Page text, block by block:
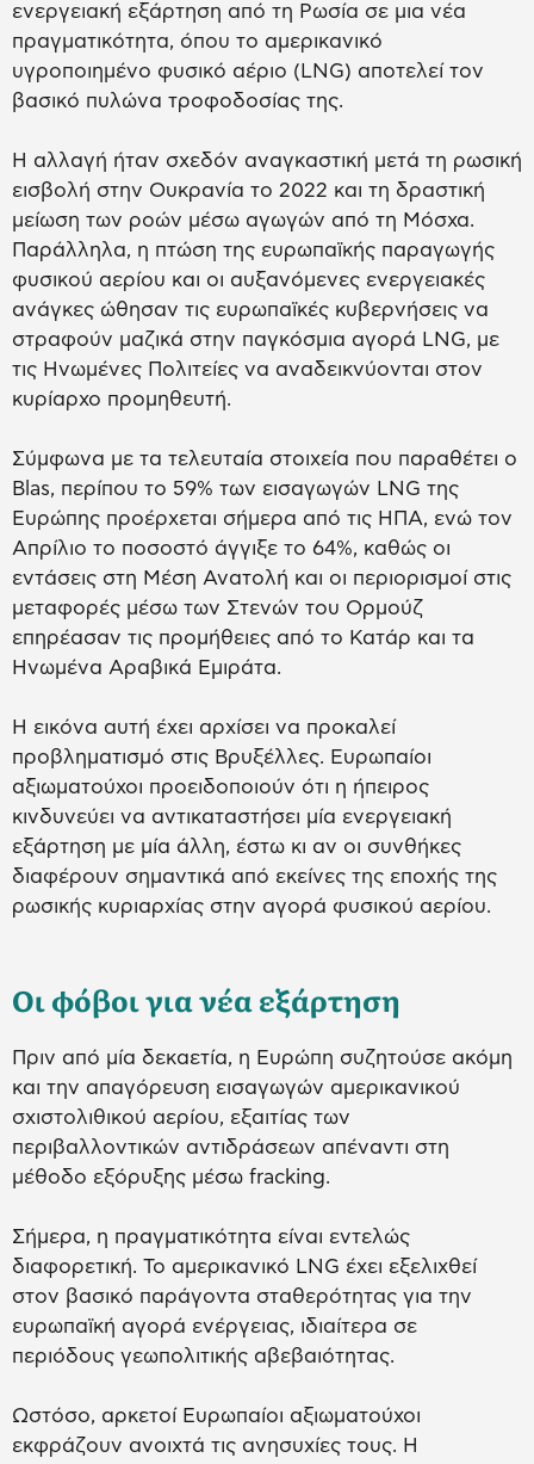
ενεργειακή εξάρτηση από τη Ρωσία σε μια νέα
πραγματικότητα, όπου το αμερικανικό
υγροποιημένο φυσικό αέριο (LNG) αποτελεί τον
βασικό πυλώνα τροφοδοσίας της.
Η αλλαγή ήταν σχεδόν αναγκαστική μετά τη ρωσική
εισβολή στην Ουκρανία το 2022 και τη δραστική
μείωση των ροών μέσω αγωγών από τη Μόσχα.
Παράλληλα, η πτώση της ευρωπαϊκής παραγωγής
φυσικού αερίου και οι αυξανόμενες ενεργειακές
ανάγκες ώθησαν τις ευρωπαϊκές κυβερνήσεις να
στραφούν μαζικά στην παγκόσμια αγορά LNG, με
τις Ηνωμένες Πολιτείες να αναδεικνύονται στον
κυρίαρχο προμηθευτή.
Σύμφωνα με τα τελευταία στοιχεία που παραθέτει ο
Blas, περίπου το 59% των εισαγωγών LNG της
Ευρώπης προέρχεται σήμερα από τις ΗΠΑ, ενώ τον
Απρίλιο το ποσοστό άγγιξε το 64%, καθώς οι
εντάσεις στη Μέση Ανατολή και οι περιορισμοί στις
μεταφορές μέσω των Στενών του Ορμούζ
επηρέασαν τις προμήθειες από το Κατάρ και τα
Ηνωμένα Αραβικά Εμιράτα.
Η εικόνα αυτή έχει αρχίσει να προκαλεί
προβληματισμό στις Βρυξέλλες. Ευρωπαίοι
αξιωματούχοι προειδοποιούν ότι η ήπειρος
κινδυνεύει να αντικαταστήσει μία ενεργειακή
εξάρτηση με μία άλλη, έστω κι αν οι συνθήκες
διαφέρουν σημαντικά από εκείνες της εποχής της
ρωσικής κυριαρχίας στην αγορά φυσικού αερίου.
Οι φόβοι για νέα εξάρτηση
Πριν από μία δεκαετία, η Ευρώπη συζητούσε ακόμη
και την απαγόρευση εισαγωγών αμερικανικού
σχιστολιθικού αερίου, εξαιτίας των
περιβαλλοντικών αντιδράσεων απέναντι στη
μέθοδο εξόρυξης μέσω fracking.
Σήμερα, η πραγματικότητα είναι εντελώς
διαφορετική. Το αμερικανικό LNG έχει εξελιχθεί
στον βασικό παράγοντα σταθερότητας για την
ευρωπαϊκή αγορά ενέργειας, ιδιαίτερα σε
περιόδους γεωπολιτικής αβεβαιότητας.
Ωστόσο, αρκετοί Ευρωπαίοι αξιωματούχοι
εκφράζουν ανοιχτά τις ανησυχίες τους. Η